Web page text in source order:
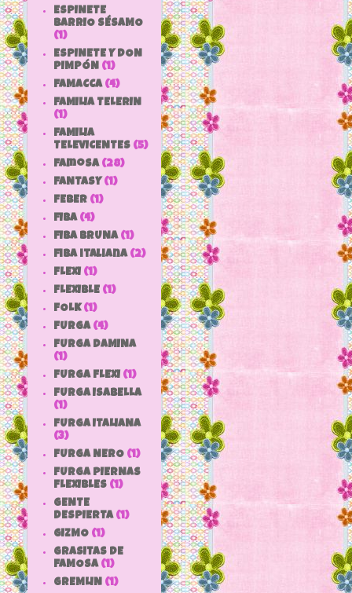
ESPINETE
BARRIO SÉSAMO
(1)
ESPINETE Y DON
PIMPÓN (1)
FAMACCA (4)
FAMILIA TELERIN
(1)
FAMILIA
TELEVICENTES (5)
Famosa (28)
FANTASY (1)
FEBER (1)
FIBA (4)
FIBA BRUNA (1)
fiba italiana (2)
FLEXI (1)
FLEXIBLE (1)
FOLK (1)
FURGA (4)
FURGA DAMINA
(1)
FURGA FLEXI (1)
FURGA ISABELLA
(1)
FURGA ITALIANA
(3)
FURGA NERO (1)
FURGA PIERNAS
FLEXIBLES (1)
GENTE
DESPIERTA (1)
GIZMO (1)
GRASITAS DE
FAMOSA (1)
GREMLIN (1)